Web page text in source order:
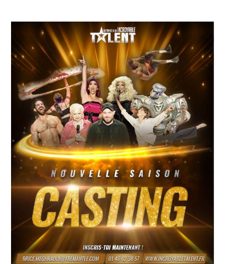
Nous
contacter
Ecouter
et voir
Maritima
Qui
sommes
nous ?
Devenir
annonceur
Recrutement
Mention
légales
Conditions
générales
d'utilisation du